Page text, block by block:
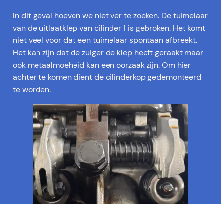
In dit geval hoeven we niet ver te zoeken. De tuimelaar
van de uitlaatklep van cilinder 1 is gebroken. Het komt
niet veel voor dat een tuimelaar spontaan afbreekt.
Het kan zijn dat de zuiger de klep heeft geraakt maar
ook metaalmoeheid kan een oorzaak zijn. Om hier
achter te komen dient de cilinderkop gedemonteerd
te worden.